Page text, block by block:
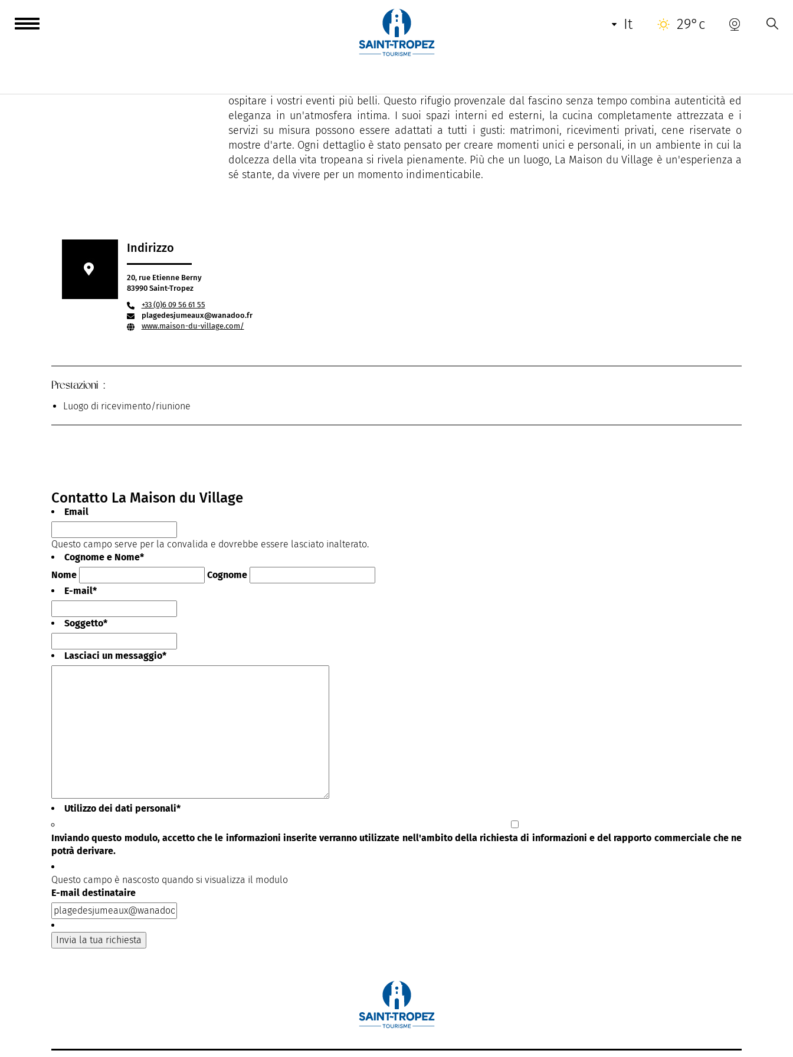
it 29°c
Nel cuore di Saint-Tropez, La Maison du Village vi accoglie in un caldo ambiente provenzale. Un luogo
eccezionale per i vostri eventi privati, che unisce fascino, intimità ed eleganza.
ospitare i vostri eventi più belli. Questo rifugio provenzale dal fascino senza tempo combina autenticità ed
eleganza in un'atmosfera intima. I suoi spazi interni ed esterni, la cucina completamente attrezzata e i
servizi su misura possono essere adattati a tutti i gusti: matrimoni, ricevimenti privati, cene riservate o
mostre d'arte. Ogni dettaglio è stato pensato per creare momenti unici e personali, in un ambiente in cui la
dolcezza della vita tropeana si rivela pienamente. Più che un luogo, La Maison du Village è un'esperienza a
sé stante, da vivere per un momento indimenticabile.
Indirizzo
20, rue Etienne Berny
83990 Saint-Tropez
+33 (0)6 09 56 61 55
plagedesjumeaux@wanadoo.fr
www.maison-du-village.com/
Prestazioni :
Luogo di ricevimento/riunione
Contatto La Maison du Village
Email
Questo campo serve per la convalida e dovrebbe essere lasciato inalterato.
Cognome e Nome*
Nome
Cognome
E-mail*
Soggetto*
Lasciaci un messaggio*
Utilizzo dei dati personali*
Inviando questo modulo, accetto che le informazioni inserite verranno utilizzate nell'ambito della richiesta di informazioni e del rapporto commerciale che ne
potrà derivare.
Questo campo è nascosto quando si visualizza il modulo
E-mail destinataire